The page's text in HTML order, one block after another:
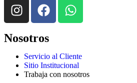
Nosotros
Servicio al Cliente
Sitio Institucional
Trabaja con nosotros